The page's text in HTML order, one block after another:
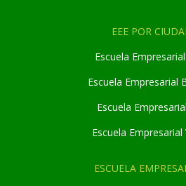
EEE POR
Escuela
Escuela Empresarial
Escuela
Escuela Empresarial
ESCUELA